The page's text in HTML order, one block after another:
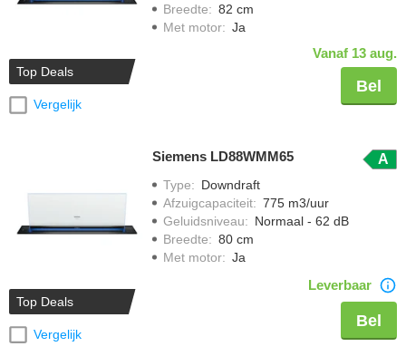
Top Deals
Vergelijk
Breedte: 82 cm
Met motor: Ja
Vanaf 13 aug.
Bel
Top Deals
Vergelijk
Siemens LD88WMM65 A
Type: Downdraft
Afzuigcapaciteit: 775 m3/uur
Geluidsniveau: Normaal - 62 dB
Breedte: 80 cm
Met motor: Ja
Leverbaar
Bel